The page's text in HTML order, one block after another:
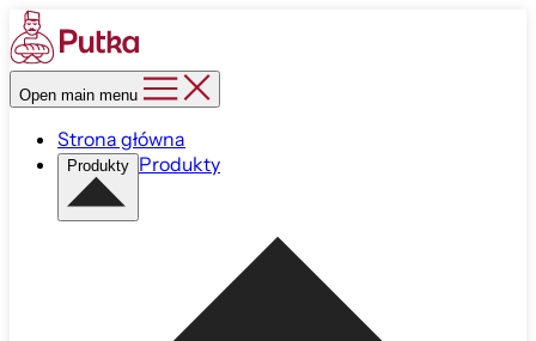
Open main menu
Strona główna
Produkty Produkty